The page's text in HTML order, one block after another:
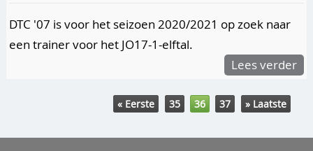
DTC '07 is voor het seizoen 2020/2021 op zoek naar
een trainer voor het JO17-1-elftal.
Lees verder
« Eerste 35 36 37 » Laatste